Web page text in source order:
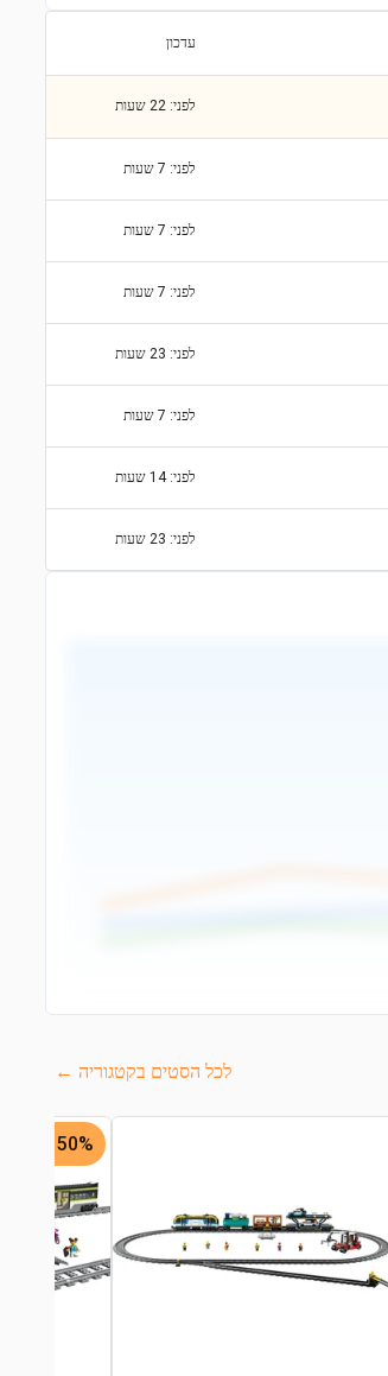
עדכון
לפני: 22 שעות
לפני: 7 שעות
לפני: 7 שעות
לפני: 7 שעות
לפני: 23 שעות
לפני: 7 שעות
לפני: 14 שעות
לפני: 23 שעות
לכל הסטים בקטגוריה ←
50% -